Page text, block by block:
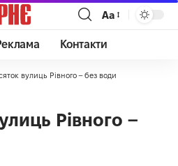
Аа
Контакти
вулиць Рівного – без води
Рівного –